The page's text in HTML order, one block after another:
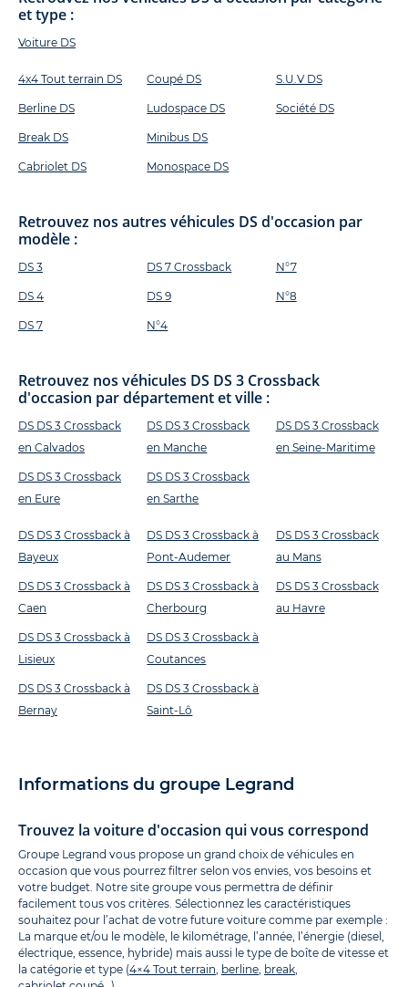
et type :
Voiture DS
4x4 Tout terrain DS
Berline DS
Break DS
Cabriolet DS
Coupé DS
Ludospace DS
Minibus DS
Monospace DS
S.U.V DS
Société DS
Retrouvez nos autres véhicules DS d'occasion par
modèle :
DS 3
DS 4
DS 7
DS 7 Crossback
DS 9
N°4
N°7
N°8
Retrouvez nos véhicules DS DS 3 Crossback
d'occasion par département et ville :
DS DS 3 Crossback
en Calvados
DS DS 3 Crossback
en Eure
DS DS 3 Crossback
en Manche
DS DS 3 Crossback
en Sarthe
DS DS 3 Crossback
en Seine-Maritime
DS DS 3 Crossback à
Bayeux
DS DS 3 Crossback à
Caen
DS DS 3 Crossback à
Lisieux
DS DS 3 Crossback à
Bernay
DS DS 3 Crossback à
Pont-Audemer
DS DS 3 Crossback à
Cherbourg
DS DS 3 Crossback à
Coutances
DS DS 3 Crossback à
Saint-Lô
DS DS 3 Crossback
au Mans
DS DS 3 Crossback
au Havre
Informations du groupe Legrand
Trouvez la voiture d'occasion qui vous correspond
Groupe Legrand vous propose un grand choix de véhicules en
occasion que vous pourrez filtrer selon vos envies, vos besoins et
votre budget. Notre site groupe vous permettra de définir
facilement tous vos critères. Sélectionnez les caractéristiques
souhaitez pour l’achat de votre future voiture comme par exemple :
La marque et/ou le modèle, le kilométrage, l’année, l’énergie (diesel,
électrique, essence, hybride) mais aussi le type de boîte de vitesse et
la catégorie et type (4×4 Tout terrain berline break